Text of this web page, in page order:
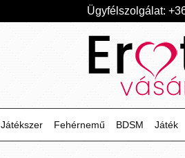
Ügyfélszolgálat:
Játékszer Fehérnemű BDSM Játék